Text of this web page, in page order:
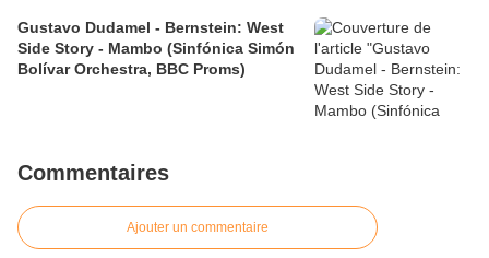
Gustavo Dudamel - Bernstein: West
Side Story - Mambo (Sinfónica Simón
Bolívar Orchestra, BBC Proms)
Commentaires
Ajouter un commentaire